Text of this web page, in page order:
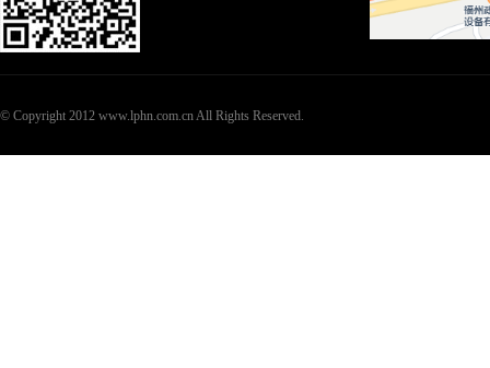
© Copyright 2012 www.lphn.com.cn All Rights Reserved.